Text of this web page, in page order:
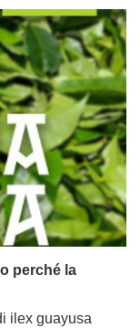
perché la
ilex guayusa